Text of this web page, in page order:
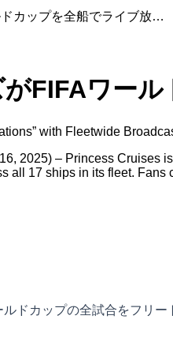
カップを全船でライブ放…
FIFAワー
with Fleetwide
2025) – Princess Cruises
all 17 ships in its fleet.
ドカップの全試合をフリ